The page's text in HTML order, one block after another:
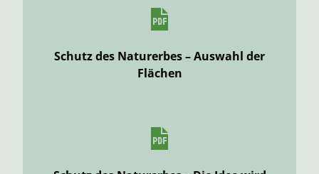
Schutz des Naturerbes – Auswahl der
Flächen